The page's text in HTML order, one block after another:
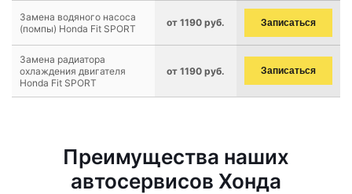
Замена водяного насоса
(помпы) Honda Fit SPORT
от 1190 руб. Записаться
Замена радиатора
охлаждения двигателя
Honda Fit SPORT
от 1190 руб. Записаться
Преимущества наших
автосервисов Хонда